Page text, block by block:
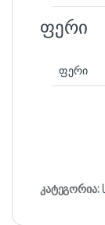
ფერი
ფერი
კატეგორია: